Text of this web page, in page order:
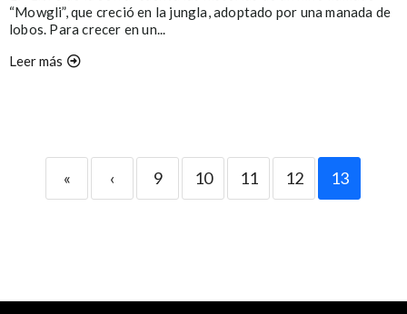
“Mowgli”, que creció en la jungla, adoptado por una manada de
lobos. Para crecer en un...
Leer más
« ‹ 9 10 11 12 13